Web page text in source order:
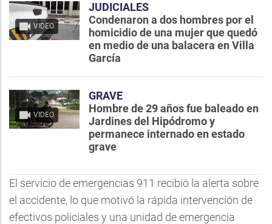
VIDEO
JUDICIALES
Condenaron a dos hombres por el
homicidio de una mujer que quedó
en medio de una balacera en Villa
García
VIDEO
GRAVE
Hombre de 29 años fue baleado en
Jardines del Hipódromo y
permanece internado en estado
grave
El servicio de emergencias 911 recibió la alerta sobre
el accidente, lo que motivó la rápida intervención de
efectivos policiales y una unidad de emergencia